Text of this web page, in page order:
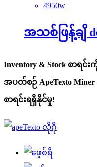
4950w
အသစ်ဖြန့်ချိ
Inventory & Stock စာရင်
အပတ်စဉ် ApeTexto Miner
စာရင်းရရှိနိုင်မှု!